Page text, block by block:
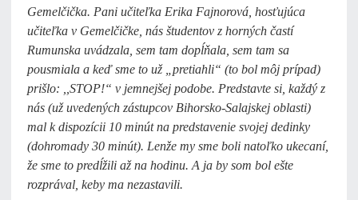
Gemelčička. Pani učiteľka Erika Fajnorová, hosťujúca
učiteľka v Gemelčičke, nás študentov z horných častí
Rumunska uvádzala, sem tam dopĺňala, sem tam sa
pousmiala a keď sme to už „pretiahli“ (to bol môj prípad)
prišlo: ,,STOP!“ v jemnejšej podobe. Predstavte si, každý z
nás (už uvedených zástupcov Bihorsko-Salajskej oblasti)
mal k dispozícii 10 minút na predstavenie svojej dedinky
(dohromady 30 minút). Lenže my sme boli natoľko ukecaní,
že sme to predĺžili až na hodinu. A ja by som bol ešte
rozprával, keby ma nezastavili.